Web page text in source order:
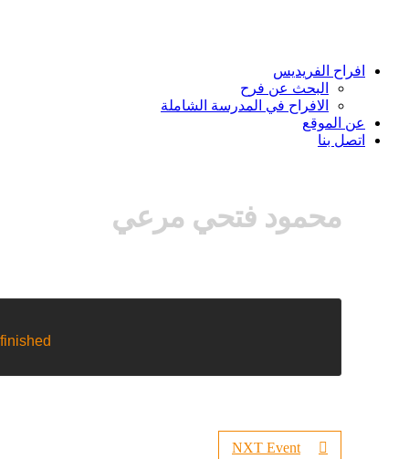
افراح الفريديس
البحث عن فرح
الافراح في المدرسة الشاملة
عن الموقع
اتصل بنا
محمود فتحي مرعي
NXT Event